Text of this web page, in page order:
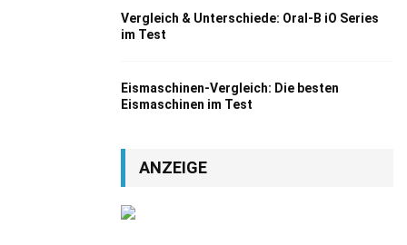
Vergleich & Unterschiede: Oral-B iO Series
im Test
Eismaschinen-Vergleich: Die besten
Eismaschinen im Test
ANZEIGE